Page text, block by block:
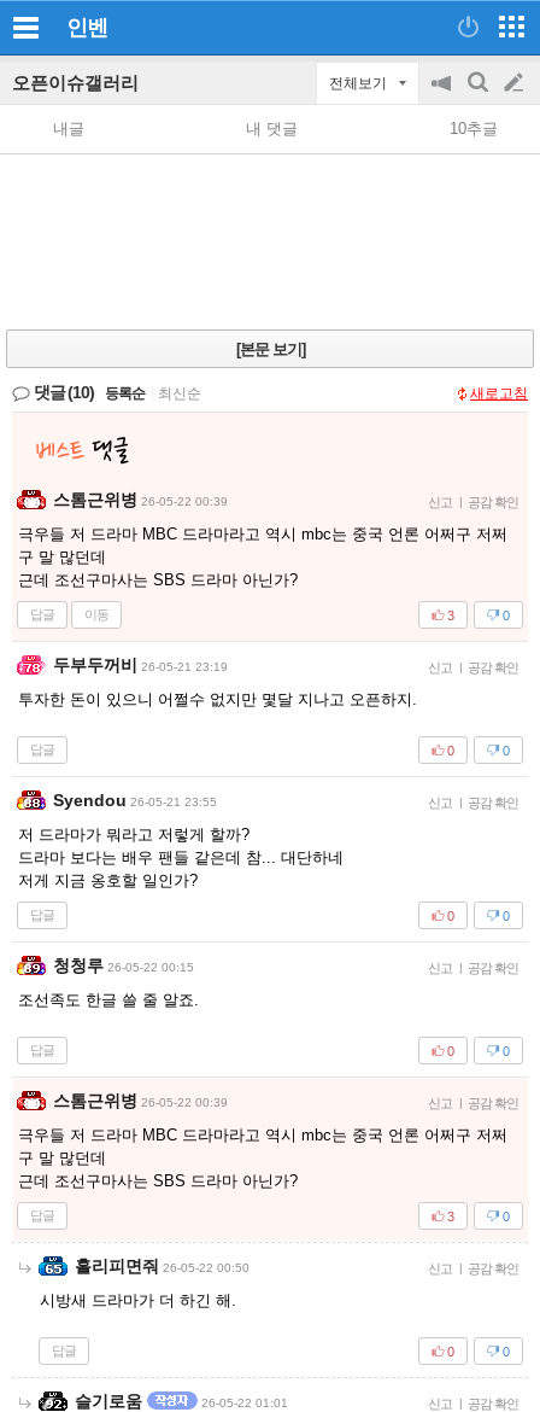
인벤
오픈이슈갤러리 전체보기
공
지
on/off
검
색
글
쓰
내글 내 댓글 10추글
[본문 보기]
댓글(10) 등록순 최신순 새로고침
스톰근위병 26-05-22 00:39 신고 | 공감 확인
극우들 저 드라마 MBC 드라마라고 역시 mbc는 중국 언론 어쩌구 저쩌
구 말 많던데
근데 조선구마사는 SBS 드라마 아닌가?
답글 이동 0
3
두부두꺼비 26-05-21 23:19 신고 | 공감 확인
투자한 돈이 있으니 어쩔수 없지만 몇달 지나고 오픈하지.
답글 0
0
Syendou 26-05-21 23:55 신고 | 공감 확인
저 드라마가 뭐라고 저렇게 할까?
드라마 보다는 배우 팬들 같은데 참... 대단하네
저게 지금 옹호할 일인가?
답글 0
0
청청루 26-05-22 00:15 신고 | 공감 확인
조선족도 한글 쓸 줄 알죠.
답글 0
0
스톰근위병 26-05-22 00:39 신고 | 공감 확인
극우들 저 드라마 MBC 드라마라고 역시 mbc는 중국 언론 어쩌구 저쩌
구 말 많던데
근데 조선구마사는 SBS 드라마 아닌가?
답글 0
3
홀리피면줘 26-05-22 00:50 신고 | 공감 확인
시방새 드라마가 더 하긴 해.
답글 0
0
슬기로움 26-05-22 01:01 신고 | 공감 확인